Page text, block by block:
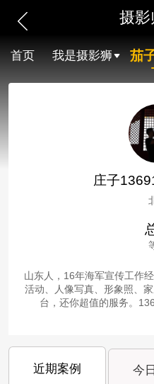
摄影
首页 我是摄影狮 茄
庄子
山东人，16年海军宣传工作
活动、人像写真、形象照、
台，还你超值的服务。
近期案例 今